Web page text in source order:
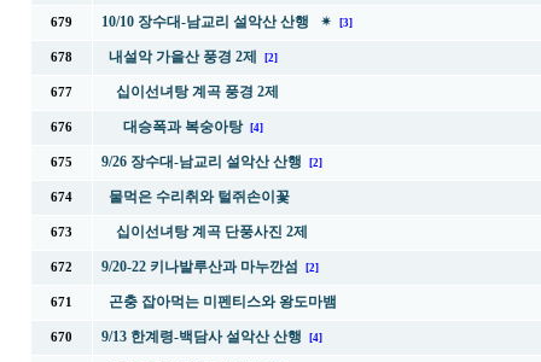
679 10/10 장수대-남교리 설악산 산행 ✴ [3]
678 내설악 가을산 풍경 2제 [2]
677 십이선녀탕 계곡 풍경 2제
676 대승폭과 복숭아탕 [4]
675 9/26 장수대-남교리 설악산 산행 [2]
674 물먹은 수리취와 털쥐손이꽃
673 십이선녀탕 계곡 단풍사진 2제
672 9/20-22 키나발루산과 마누깐섬 [2]
671 곤충 잡아먹는 미펜티스와 왕도마뱀
670 9/13 한계령-백담사 설악산 산행 [4]